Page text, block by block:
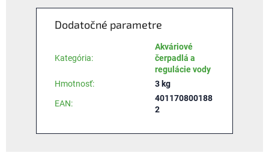
Dodatočné parametre
Kategória:
Akváriové
čerpadlá a
regulácie vody
Hmotnosť: 3 kg
EAN:
401170800188
2